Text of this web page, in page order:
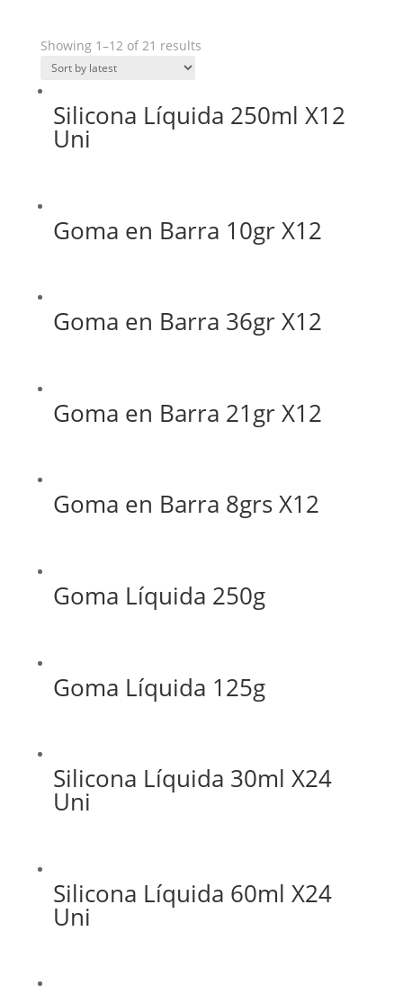
Showing 1–12 of 21 results
Silicona Líquida 250ml X12
Uni
Goma en Barra 10gr X12
Goma en Barra 36gr X12
Goma en Barra 21gr X12
Goma en Barra 8grs X12
Goma Líquida 250g
Goma Líquida 125g
Silicona Líquida 30ml X24
Uni
Silicona Líquida 60ml X24
Uni